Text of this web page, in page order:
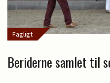
Fagligt
Beriderne samlet til